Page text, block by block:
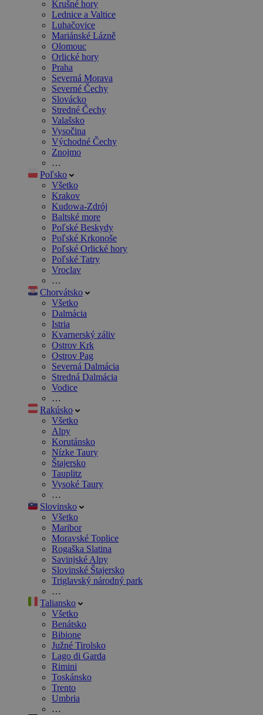
Krušné hory
Lednice a Valtice
Luhačovice
Mariánské Lázně
Olomouc
Orlické hory
Praha
Severná Morava
Severné Čechy
Slovácko
Stredné Čechy
Valašsko
Vysočina
Východné Čechy
Znojmo
…
Poľsko
Všetko
Krakov
Kudowa-Zdrój
Baltské more
Poľské Beskydy
Poľské Krkonoše
Poľské Orlické hory
Poľské Tatry
Vroclav
…
Chorvátsko
Všetko
Dalmácia
Istria
Kvarnerský záliv
Ostrov Krk
Ostrov Pag
Severná Dalmácia
Stredná Dalmácia
Vodice
…
Rakúsko
Všetko
Alpy
Korutánsko
Nízke Taury
Štajersko
Tauplitz
Vysoké Taury
…
Slovinsko
Všetko
Maribor
Moravské Toplice
Rogaška Slatina
Savinjské Alpy
Slovinské Štajersko
Triglavský národný park
…
Taliansko
Všetko
Benátsko
Bibione
Južné Tirolsko
Lago di Garda
Rimini
Toskánsko
Trento
Umbria
…